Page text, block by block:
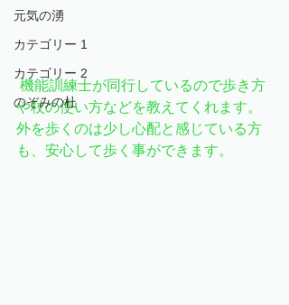
元気の湧
カテゴリー 1
カテゴリー 2
のぞみの杜
や杖の使い方などを教えてくれます。
外を歩くのは少し心配と感じている方
も、安心して歩く事ができます。